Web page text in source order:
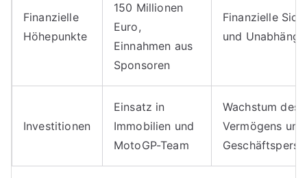
Finanzielle
Höhepunkte
150 Millionen
Euro,
Einnahmen aus
Sponsoren
Finanzielle
und
Investitionen
Einsatz in
Immobilien und
MotoGP-Team
Wachstum des
Vermögens und